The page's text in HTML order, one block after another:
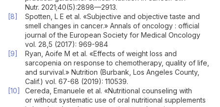
Nutr. 2021;40(5):2898—2913.
Spotten, L E et al. «Subjective and objective taste and
smell changes in cancer.» Annals of oncology : official
journal of the European Society for Medical Oncology
vol. 28,5 (2017): 969-984
Ryan, Aoife M et al. «Effects of weight loss and
sarcopenia on response to chemotherapy, quality of life,
and survival.» Nutrition (Burbank, Los Angeles County,
Calif.) vol. 67-68 (2019): 110539.
Cereda, Emanuele et al. «Nutritional counseling with
or without systematic use of oral nutritional supplements